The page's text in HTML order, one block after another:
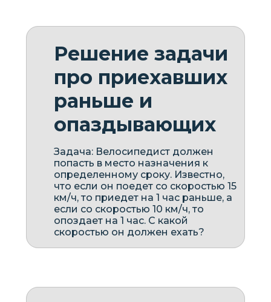
Решение задачи
про приехавших
раньше и
опаздывающих
Задача: Велосипедист должен
попасть в место назначения к
определенному сроку. Известно,
что если он поедет со скоростью 15
км/ч, то приедет на 1 час раньше, а
если со скоростью 10 км/ч, то
опоздает на 1 час. С какой
скоростью он должен ехать?